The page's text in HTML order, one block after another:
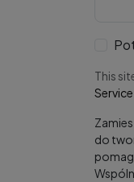
This
Service
do